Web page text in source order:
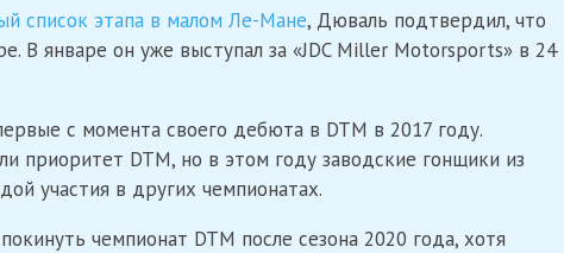
список этапа в малом Ле-Мане, Дюваль подтвердил, что
В январе он уже выступал за «JDC Miller Motorsports» в 24
с момента своего дебюта в DTM в 2017 году.
приоритет DTM, но в этом году заводские гонщики из
участия в других чемпионатах.
чемпионат DTM после сезона 2020 года, хотя